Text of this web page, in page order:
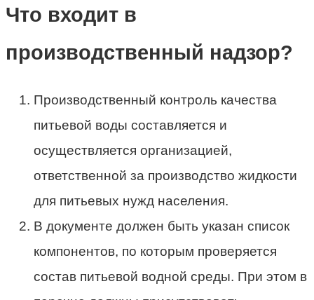
Что входит в
производственный надзор?
Производственный контроль качества
питьевой воды составляется и
осуществляется организацией,
ответственной за производство жидкости
для питьевых нужд населения.
В документе должен быть указан список
компонентов, по которым проверяется
состав питьевой водной среды. При этом в